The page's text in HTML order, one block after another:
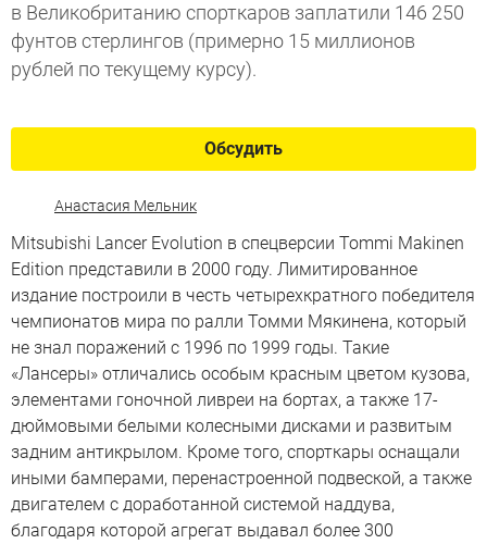
в Великобританию спорткаров заплатили 146 250
фунтов стерлингов (примерно 15 миллионов
рублей по текущему курсу).
Обсудить
Анастасия Мельник
Mitsubishi Lancer Evolution в спецверсии Tommi Makinen
Edition представили в 2000 году. Лимитированное
издание построили в честь четырехкратного победителя
чемпионатов мира по ралли Томми Мякинена, который
не знал поражений с 1996 по 1999 годы. Такие
«Лансеры» отличались особым красным цветом кузова,
элементами гоночной ливреи на бортах, а также 17-
дюймовыми белыми колесными дисками и развитым
задним антикрылом. Кроме того, спорткары оснащали
иными бамперами, перенастроенной подвеской, а также
двигателем с доработанной системой наддува,
благодаря которой агрегат выдавал более 300